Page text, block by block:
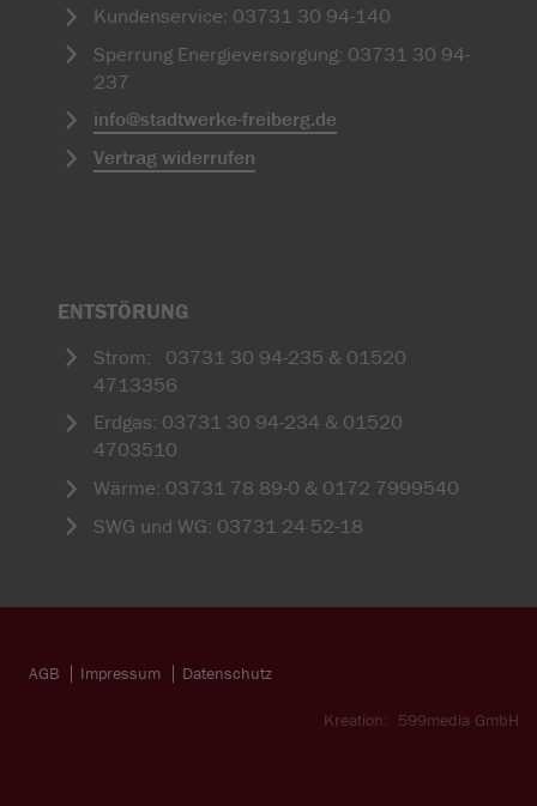
Kundenservice: 03731 30 94-140
Sperrung Energieversorgung: 03731 30 94-
237
info@stadtwerke-freiberg.de
Vertrag widerrufen
ENTSTÖRUNG
Strom: 03731 30 94-235 & 01520
4713356
Erdgas: 03731 30 94-234 & 01520
4703510
Wärme: 03731 78 89-0 & 0172 7999540
SWG und WG: 03731 24 52-18
AGB Impressum Datenschutz
Kreation: 599media GmbH